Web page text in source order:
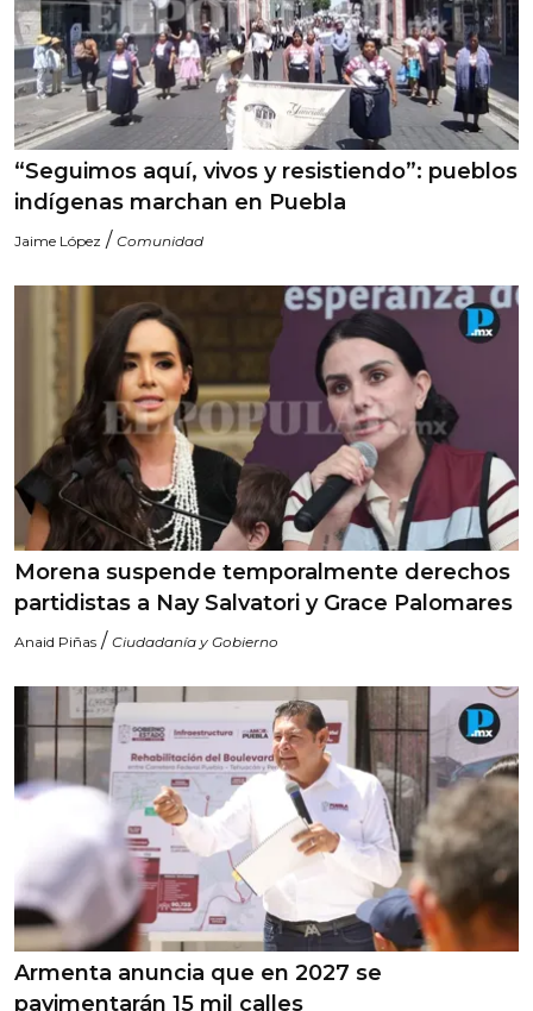
“Seguimos aquí, vivos y resistiendo”: pueblos
indígenas marchan en Puebla
Jaime López / Comunidad
Morena suspende temporalmente derechos
partidistas a Nay Salvatori y Grace Palomares
Anaid Piñas / Ciudadanía y Gobierno
Armenta anuncia que en 2027 se
pavimentarán 15 mil calles